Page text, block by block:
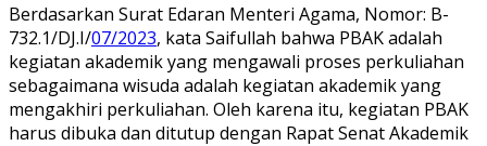
Berdasarkan Surat Edaran Menteri Agama, Nomor: B-
732.1/DJ.I/07/2023, kata Saifullah bahwa PBAK adalah
kegiatan akademik yang mengawali proses perkuliahan
sebagaimana wisuda adalah kegiatan akademik yang
mengakhiri perkuliahan. Oleh karena itu, kegiatan PBAK
harus dibuka dan ditutup dengan Rapat Senat Akademik